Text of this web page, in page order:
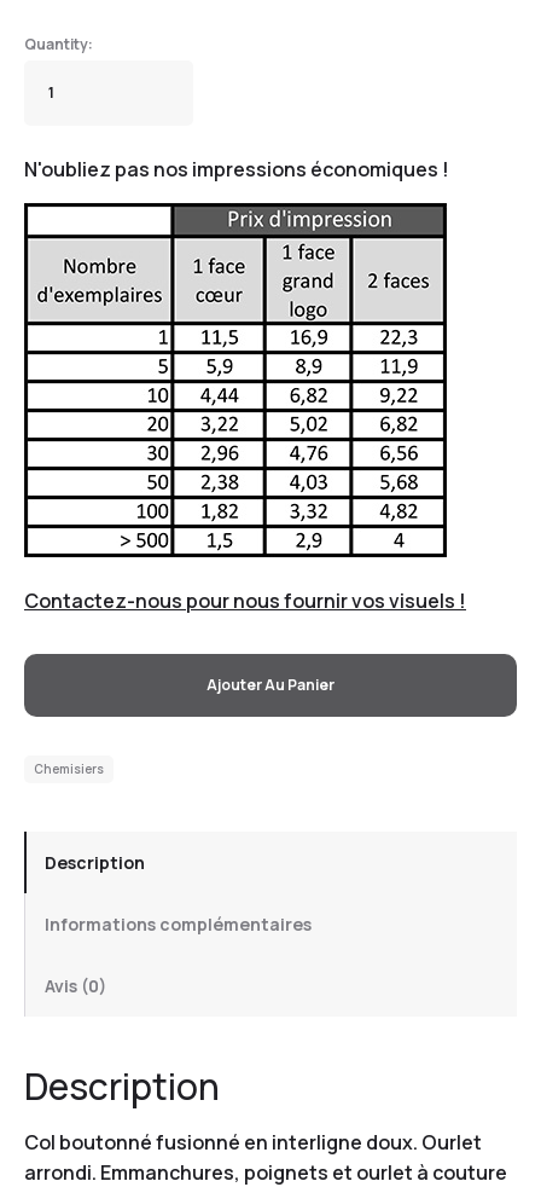
N'oubliez pas nos impressions économiques !
Contactez-nous pour nous fournir vos visuels !
Ajouter Au Panier
Chemisiers
Description
Informations complémentaires
Avis (0)
Description
Col boutonné fusionné en interligne doux. Ourlet
arrondi. Emmanchures, poignets et ourlet à couture